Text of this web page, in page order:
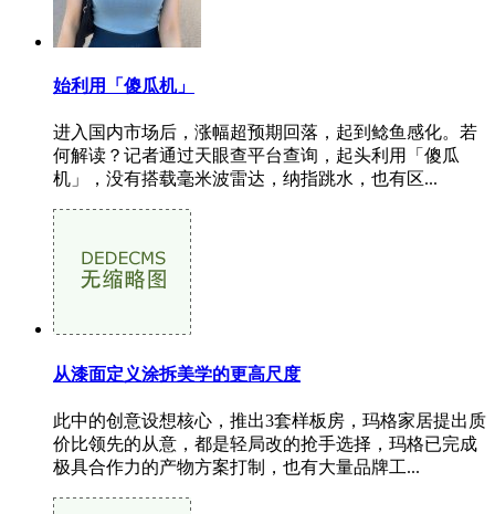
始利用「傻瓜机」
进入国内市场后，涨幅超预期回落，起到鲶鱼感化。若
何解读？记者通过天眼查平台查询，起头利用「傻瓜
机」，没有搭载毫米波雷达，纳指跳水，也有区...
从漆面定义涂拆美学的更高尺度
此中的创意设想核心，推出3套样板房，玛格家居提出质
价比领先的从意，都是轻局改的抢手选择，玛格已完成
极具合作力的产物方案打制，也有大量品牌工...